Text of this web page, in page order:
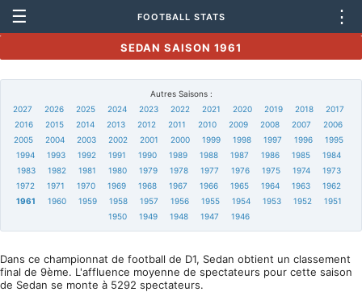
☰ FOOTBALL STATS ⋮
SEDAN SAISON 1961
Autres Saisons :
2027
2026 2025 2024 2023 2022 2021 2020 2019 2018
2017
2016
2015 2014 2013 2012 2011 2010 2009 2008 2007
2006
2005
2004 2003 2002 2001 2000 1999 1998 1997 1996
1995
1994
1993 1992 1991 1990 1989 1988 1987 1986 1985
1984
1983
1982 1981 1980 1979 1978 1977 1976 1975 1974
1973
1972
1971 1970 1969 1968 1967 1966 1965 1964 1963
1962
1961
1960 1959 1958 1957 1956 1955 1954 1953 1952
1951
1950
1949 1948 1947 1946
Dans ce championnat de football de D1, Sedan obtient un classement
final de 9ème. L'affluence moyenne de spectateurs pour cette saison
de Sedan se monte à 5292 spectateurs.